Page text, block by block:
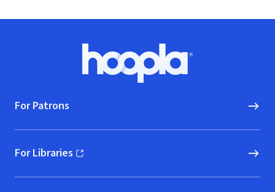
Hoopla logo, Go to homepage
For Patrons
For Libraries
(opens in new window)